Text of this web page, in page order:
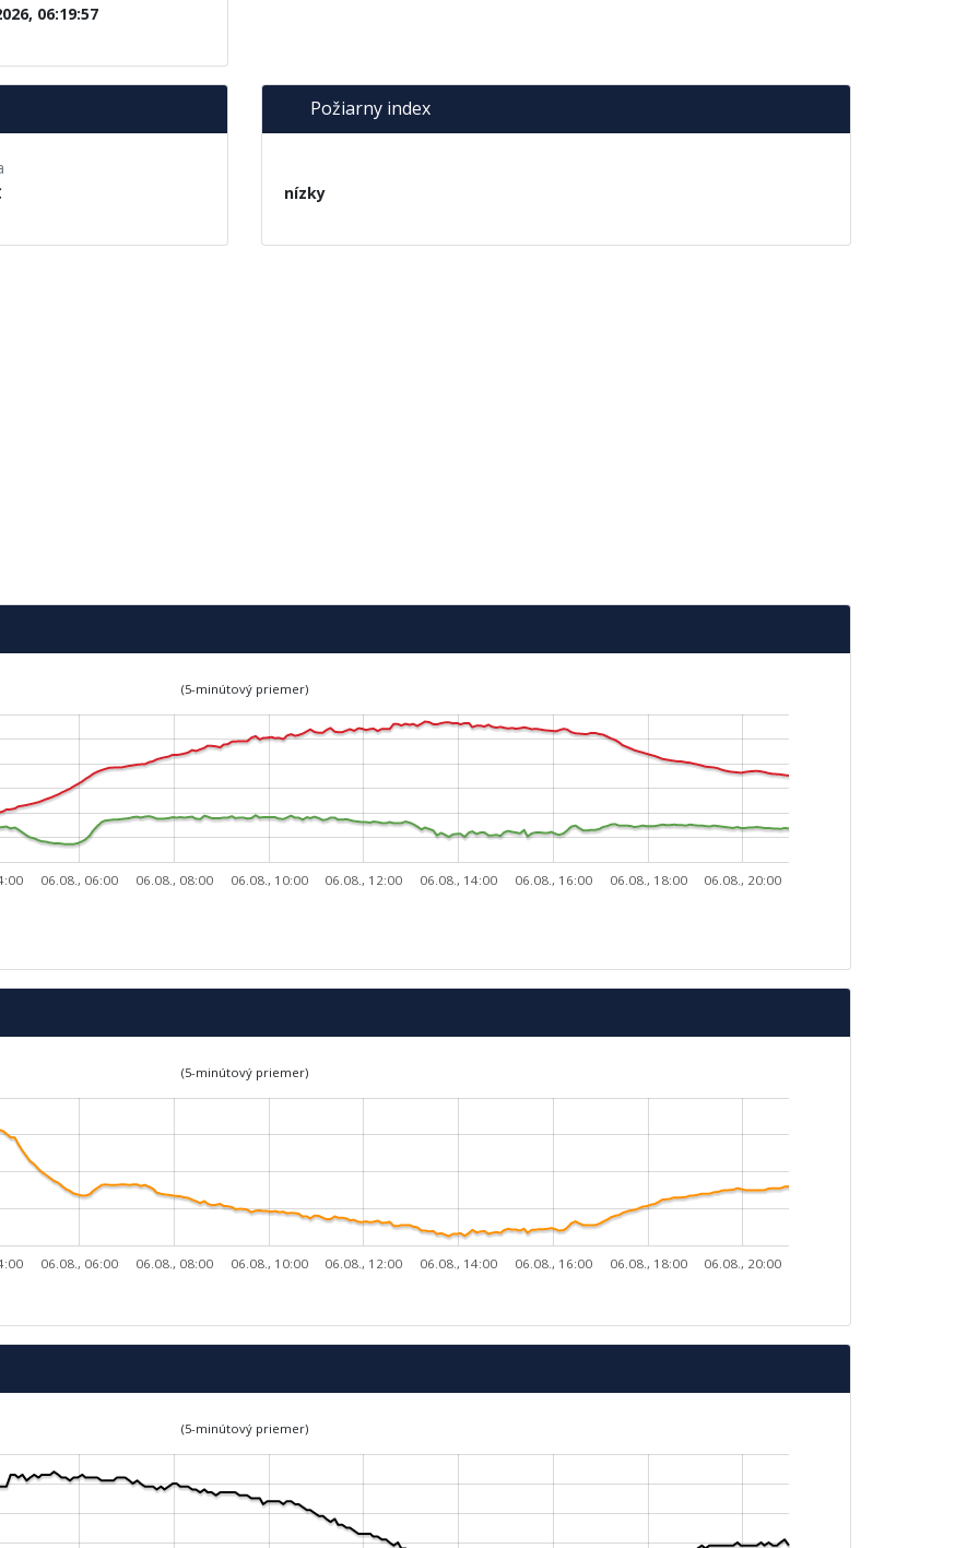
06:19:57
Požiarny index
nízky
(5-minútový priemer)
06.08., 06:00 06.08., 08:00 06.08., 10:00 06.08., 12:00 06.08., 14:00 06.08., 16:00 06.08., 18:00 06.08., 20:00
(5-minútový priemer)
06.08., 06:00 06.08., 08:00 06.08., 10:00 06.08., 12:00 06.08., 14:00 06.08., 16:00 06.08., 18:00 06.08., 20:00
(5-minútový priemer)